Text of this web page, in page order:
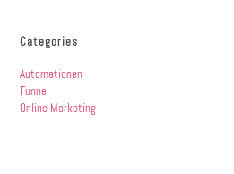
Categories
Automationen
Funnel
Online Marketing